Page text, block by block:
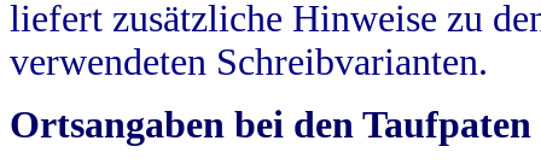
liefert zusätzliche Hinweise zu
verwendeten Schreibvarianten.
Ortsangaben bei den Taufpaten